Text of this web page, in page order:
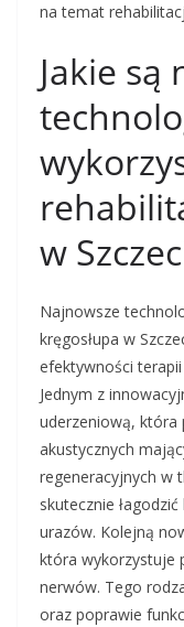
na temat
Jakie są
w
Najnowsze
kręgosłupa w
efektywności
Jednym z
uderzeniową, która
akustycznych
regeneracyjnych w
skutecznie
urazów. Kolejną
która wykorzystuje
nerwów. Tego
oraz poprawie